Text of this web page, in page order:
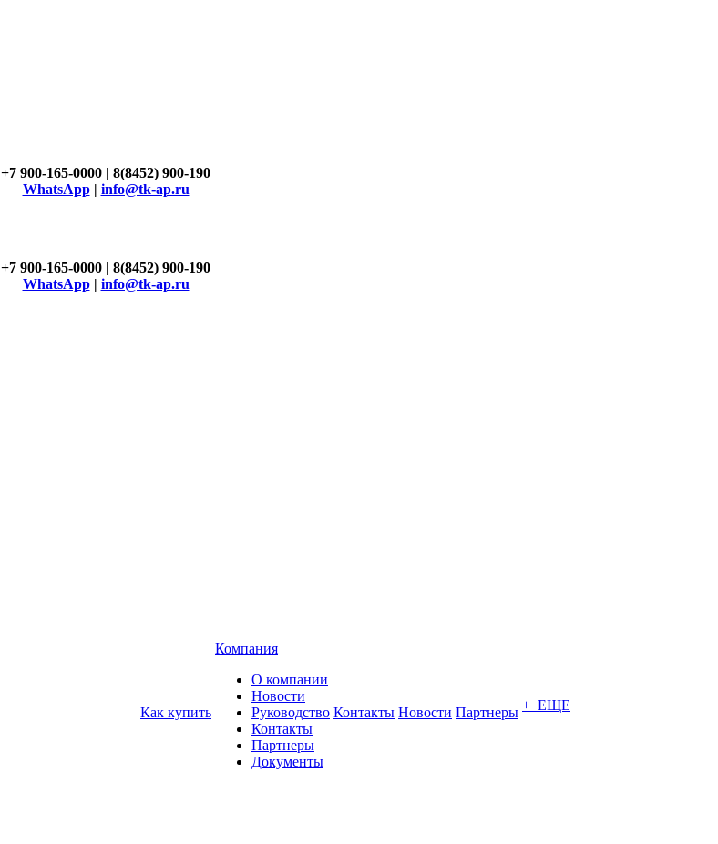
+7 900-165-0000 | 8(8452) 900-190
WhatsApp| info@tk-ap.ru
+7 900-165-0000 | 8(8452) 900-190
WhatsApp| info@tk-ap.ru
Как купить
Компания
О компании
Новости
Руководство
Контакты
Партнеры
Документы
Контакты Новости Партнеры + ЕЩЕ